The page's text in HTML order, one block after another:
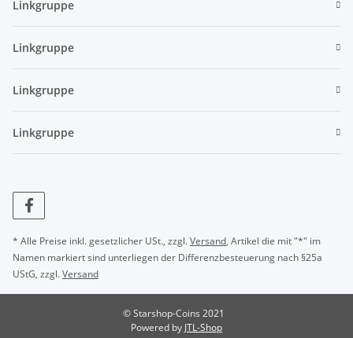
Linkgruppe
Linkgruppe
Linkgruppe
Linkgruppe
* Alle Preise inkl. gesetzlicher USt., zzgl.Versand, Artikel die mit "*" im
Namen markiert sind unterliegen der Differenzbesteuerung nach §25a
UStG, zzgl.Versand
© Starshop-Coins 2021
Powered by JTL-Shop